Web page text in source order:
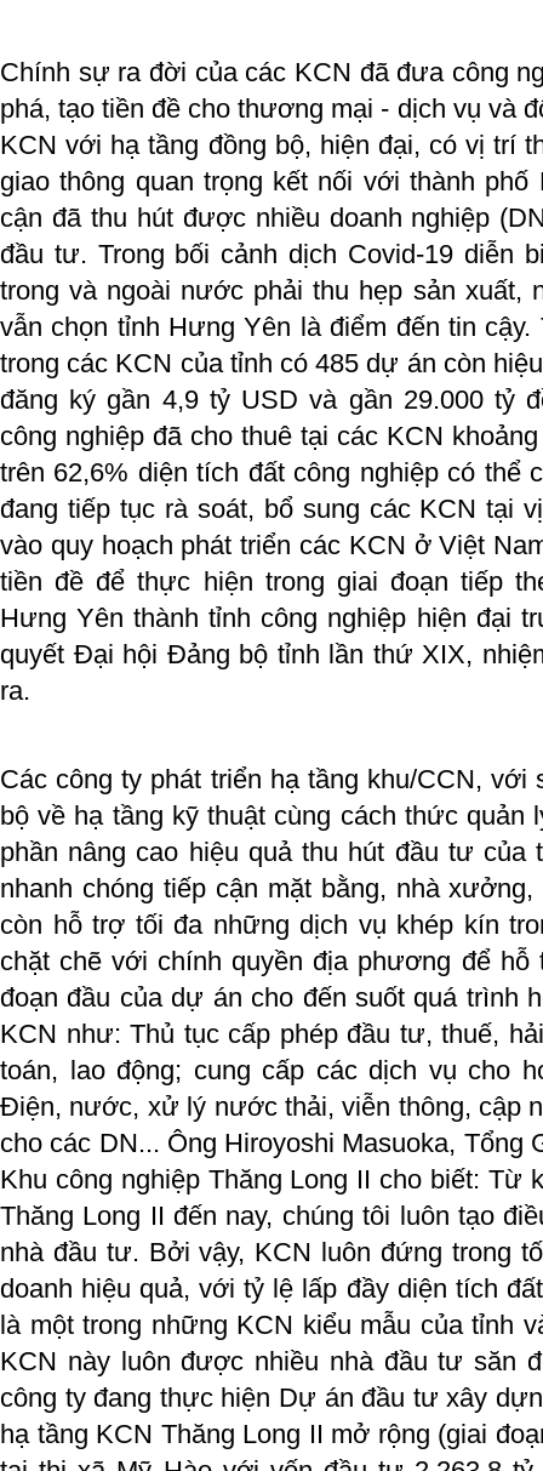
Chính sự ra đời của các KCN đã đưa công
phá, tạo tiền đề cho thương mại - dịch vụ và
KCN với hạ tầng đồng bộ, hiện đại, có vị trí
giao thông quan trọng kết nối với thành
cận đã thu hút được nhiều doanh nghiệp
đầu tư. Trong bối cảnh dịch Covid-19 diễn
trong và ngoài nước phải thu hẹp sản xuất,
vẫn chọn tỉnh Hưng Yên là điểm đến tin cậy.
trong các KCN của tỉnh có 485 dự án còn
đăng ký gần 4,9 tỷ USD và gần 29.000 tỷ
công nghiệp đã cho thuê tại các KCN
trên 62,6% diện tích đất công nghiệp có thể
đang tiếp tục rà soát, bổ sung các KCN tại
vào quy hoạch phát triển các KCN ở Việt
tiền đề để thực hiện trong giai đoạn tiếp
Hưng Yên thành tỉnh công nghiệp hiện đại
quyết Đại hội Đảng bộ tỉnh lần thứ XIX,
ra.
Các công ty phát triển hạ tầng khu/CCN,
bộ về hạ tầng kỹ thuật cùng cách thức quản
phần nâng cao hiệu quả thu hút đầu tư của
nhanh chóng tiếp cận mặt bằng, nhà
còn hỗ trợ tối đa những dịch vụ khép kín
chặt chẽ với chính quyền địa phương để
đoạn đầu của dự án cho đến suốt quá trình
KCN như: Thủ tục cấp phép đầu tư, thuế,
toán, lao động; cung cấp các dịch vụ cho
Điện, nước, xử lý nước thải, viễn thông, cập
cho các DN... Ông Hiroyoshi Masuoka, Tổng
Khu công nghiệp Thăng Long II cho biết: Từ
Thăng Long II đến nay, chúng tôi luôn tạo
nhà đầu tư. Bởi vậy, KCN luôn đứng trong
doanh hiệu quả, với tỷ lệ lấp đầy diện tích
là một trong những KCN kiểu mẫu của tỉnh
KCN này luôn được nhiều nhà đầu tư săn
công ty đang thực hiện Dự án đầu tư xây
hạ tầng KCN Thăng Long II mở rộng (giai